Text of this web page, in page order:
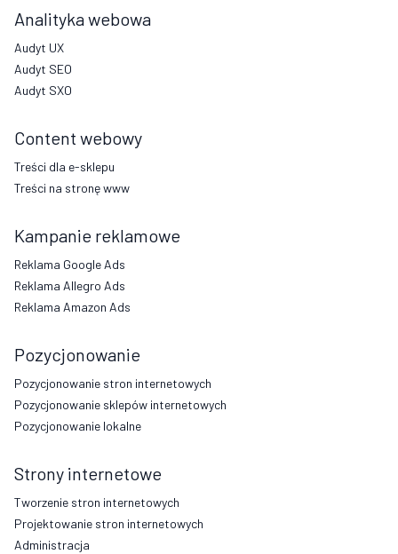
Analityka webowa
Audyt UX
Audyt SEO
Audyt SXO
Content webowy
Treści dla e-sklepu
Treści na stronę www
Kampanie reklamowe
Reklama Google Ads
Reklama Allegro Ads
Reklama Amazon Ads
Pozycjonowanie
Pozycjonowanie stron internetowych
Pozycjonowanie sklepów internetowych
Pozycjonowanie lokalne
Strony internetowe
Tworzenie stron internetowych
Projektowanie stron internetowych
Administracja